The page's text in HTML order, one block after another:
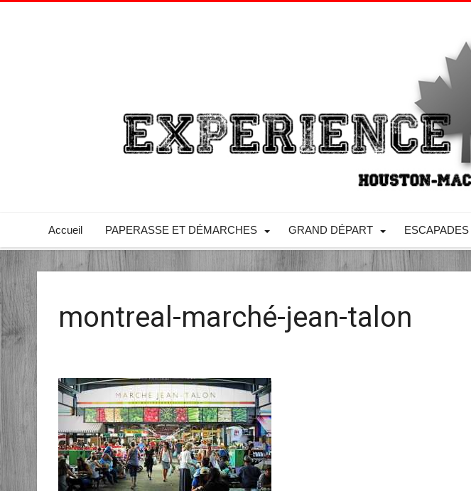
Accueil PAPERASSE ET DÉMARCHES GRAND DÉPART ESCAPADES
montreal-marché-jean-talon